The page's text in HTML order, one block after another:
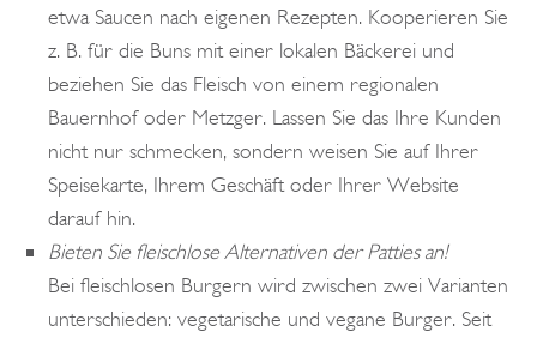
etwa Saucen nach eigenen Rezepten. Kooperieren Sie
z. B. für die Buns mit einer lokalen Bäckerei und
beziehen Sie das Fleisch von einem regionalen
Bauernhof oder Metzger. Lassen Sie das Ihre Kunden
nicht nur schmecken, sondern weisen Sie auf Ihrer
Speisekarte, Ihrem Geschäft oder Ihrer Website
darauf hin.
Bieten Sie fleischlose Alternativen der Patties an!
Bei fleischlosen Burgern wird zwischen zwei Varianten
unterschieden: vegetarische und vegane Burger. Seit